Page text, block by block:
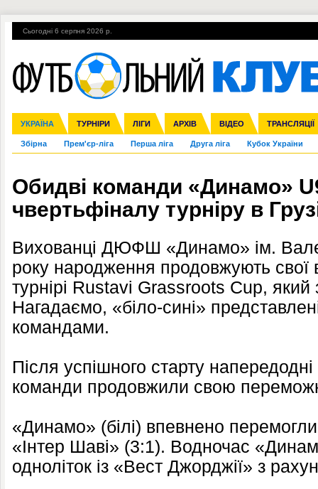
Сьогодні 6 серпня 2026 р.
УКРАЇНА ТУРНІРИ ЛІГИ АРХІВ ВІДЕО ТРАНСЛЯЦІЇ
Збірна Прем'єр-ліга Перша ліга Друга ліга Кубок України
Ліга чемпіонів Ліга Європи Міжнародні Ліга націй Ліга
Англія Іспанія Італія Німеччина Франція Інші
ЧС-2014 ЄВРО-2016 Росія Кубок конфедерацій ЧЄ-2015 (U-
Гарячі теми УПЛ, 1-й тур ВІЙНА УПЛ-ПЕРЕХОДИ
Обидві команди «Динамо»
чвертьфіналу турніру в
Вихованці ДЮФШ «Динамо» ім.
року народження продовжують свої
турнірі Rustavi Grassroots Cup, який
Нагадаємо, «біло-сині»
командами.
Після успішного старту напередодні
команди продовжили свою
«Динамо» (білі) впевнено
«Інтер Шаві» (3:1). Водночас
одноліток із «Вест Джорджії» з